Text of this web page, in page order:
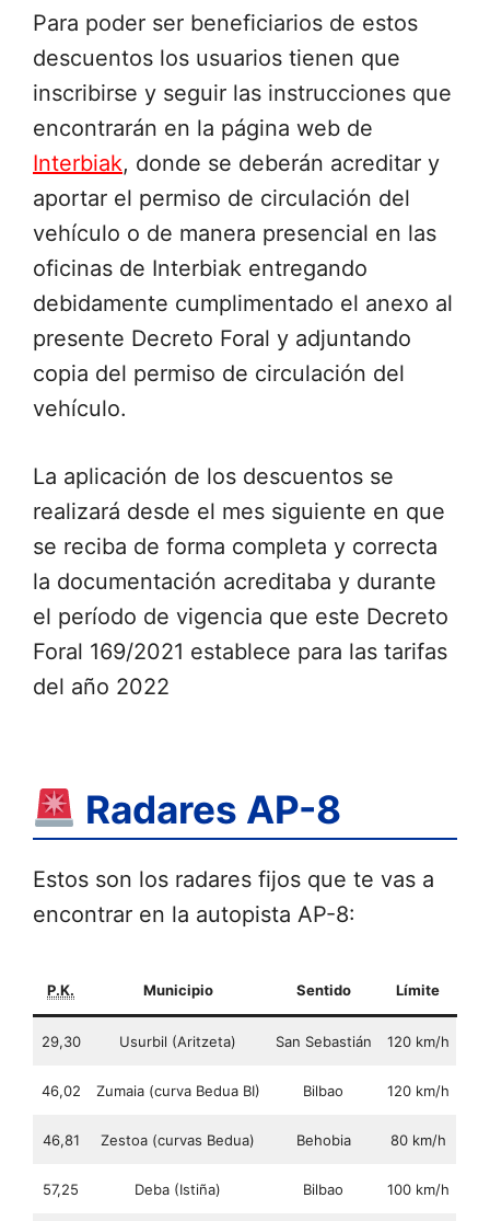
Para poder ser beneficiarios de estos
descuentos los usuarios tienen que
inscribirse y seguir las instrucciones que
encontrarán en la página web de
Interbiak, donde se deberán acreditar y
aportar el permiso de circulación del
vehículo o de manera presencial en las
oficinas de Interbiak entregando
debidamente cumplimentado el anexo al
presente Decreto Foral y adjuntando
copia del permiso de circulación del
vehículo.
La aplicación de los descuentos se
realizará desde el mes siguiente en que
se reciba de forma completa y correcta
la documentación acreditaba y durante
el período de vigencia que este Decreto
Foral 169/2021 establece para las tarifas
del año 2022
Radares AP-8
Estos son los radares fijos que te vas a
encontrar en la autopista AP-8:
P.K. Municipio Sentido Límite
29,30 Usurbil (Aritzeta) San Sebastián 120 km/h
46,02 Zumaia (curva Bedua BI) Bilbao 120 km/h
46,81 Zestoa (curvas Bedua) Behobia 80 km/h
57,25 Deba (Istiña) Bilbao 100 km/h